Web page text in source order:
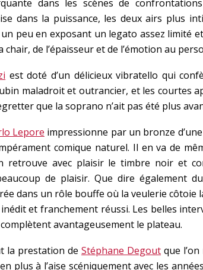
dans les scènes de
dans la puissance, les deux airs plus
peu en exposant un legato assez limité
de l’épaisseur et de l’émotion au
est doté d’un délicieux vibratello qui
maladroit et outrancier, et les courtes
que la soprano n’ait pas été plus
Lepore impressionne par un bronze
comique naturel. Il en va de
retrouve avec plaisir le timbre noir et
de plaisir. Que dire également
dans un rôle bouffe où la veulerie
et franchement réussi. Les belles
complètent avantageusement le plateau.
la prestation de Stéphane Degout que
plus à l’aise scéniquement avec les